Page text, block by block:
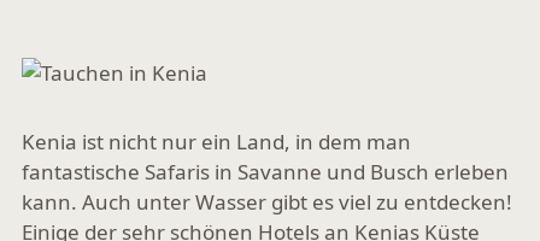
Kenia ist nicht nur ein Land, in dem man
fantastische Safaris in Savanne und Busch erleben
kann. Auch unter Wasser gibt es viel zu entdecken!
Einige der sehr schönen Hotels an Kenias Küste